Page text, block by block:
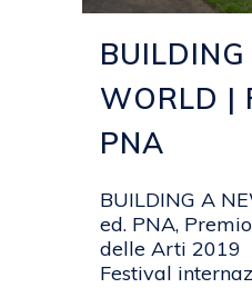
WORLD |
PNA
BUILDING A
ed. PNA,
delle Arti 2019
Festival